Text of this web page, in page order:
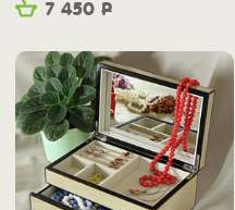
7 450 Р